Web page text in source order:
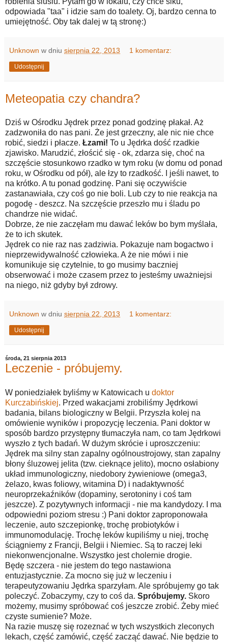
odpowiada "taa" i idzie sam do toalety. Oj, bardzo cenna to
umiejętność. Oby tak dalej w tą stronę:)
Unknown w dniu sierpnia 22, 2013 1 komentarz:
Udostępnij
Meteopatia czy chandra?
Dziś w Ośrodku Jędrek przez ponad godzinę płakał. Aż
zadzwoniła do nas pani. Że jest grzeczny, ale nic nie chce
robić, siedzi i płacze. Łzami! To u Jędrka dość rzadkie
zjawisko. Marudzić, złościć się - ok, zdarza się, choć na
szczęście stosunkowo rzadko w tym roku (w domu od ponad
roku, w Ośrodku od pół), ale łzy to rzadkość. I jeśli nawet, to
na krótko. A tu ponad godzinę. Pani się oczywiście
zastanawiała, czy coś go nie boli. Lub czy to nie reakcja na
pogodę - deszcz. Na szczęście przeszło mu i śladu po
chandrze nie widać.
Dobrze, że nie zaczęłam mu dawać leków bo bym myślała,
że to ich skutek.
Jędrek co nie raz nas zadziwia. Pokazuje nam bogactwo i
nieprzewidywalność człowieka. A że nie mówi i nie
komunikuje się czytelnie, to go musimy baczniej
obserwować i może czasem przez to jesteśmy uważniejsi
na niego, niż gdyby był zdrowy.
Unknown w dniu sierpnia 22, 2013 1 komentarz:
Udostępnij
środa, 21 sierpnia 2013
Leczenie - próbujemy.
W poniedziałek byliśmy w Katowicach u doktor
Kurczabińskiej. Przed wakacjami zrobiliśmy Jędrkowi
badania, bilans biologiczny w Belgii. Przyszła kolej na
omówienie wyników i propozycję leczenia. Pani doktor w
sposób bardzo przystępny tłumaczyła nam, co tam Jędrkowi
wyszło z tych badań. W dużym skrócie i uproszczeniu:
Jędrek ma silny stan zapalny ogólnoustrojowy, stan zapalny
błony śluzowej jelita (tzw. cieknące jelito), mocno osłabiony
układ immunologiczny, niedobory żywieniowe (omega3,
żelazo, kwas foliowy, witamina D) i nadaktywność
neuroprzekaźników (dopaminy, serotoniny i coś tam
jeszcze). Z pozytywnych informacji - nie ma kandydozy. I ma
odpowiedni poziom stresu :) Pani doktor zaproponowała
leczenie, auto szczepionkę, trochę probiotyków i
immunomodulację. Trochę leków kupiliśmy u niej, trochę
ściągniemy z Francji, Belgii i Niemiec. Są to raczej leki
niekonwencjonalne. Wszystko jest cholernie drogie.
Będę szczera - nie jestem do tego nastawiona
entuzjastycznie. Za mocno się już w leczeniu i
terapeutyzowaniu Jędrka sparzyłam. Ale spróbujemy go tak
poleczyć. Zobaczymy, czy to coś da. Spróbujemy. Skoro
możemy, musimy spróbować coś jeszcze zrobić. Żeby mieć
czyste sumienie? Może.
Na razie muszę się rozeznać w tych wszystkich zleconych
lekach, część zamówić, część zacząć dawać. Nie będzie to